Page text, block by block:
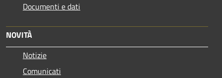
Documenti e dati
NOVITÀ
Notizie
Comunicati